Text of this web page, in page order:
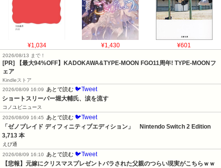
¥1,034 ¥1,430 ¥601
2026/08/13 まで！
[PR]
【最大94%OFF】KADOKAWA&TYPE-MOON FGO11周年! TYPE-MOONフ
ェア
Kindleストア
2026/08/09 16:09
あとで読む 🐦Tweet
ショートスリーパー堀大輔氏、涙を流す
コノユビニュース
2026/08/09 16:45
あとで読む 🐦Tweet
「ゼノブレイド ディフィニティブエディション」　Nintendo Switch 2 Edition
3,713 本
えび通
2026/08/09 16:10
あとで読む 🐦Tweet
【悲報】元嫁にクリスマスプレゼントバラされた父親のつらい現実がこちらｗｗ